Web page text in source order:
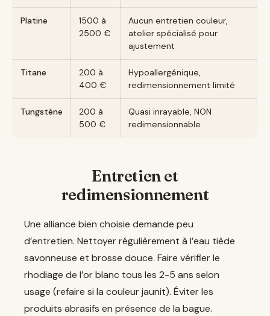
Platine
1500 à
2500 €
Aucun entretien couleur,
atelier spécialisé pour
ajustement
Titane
200 à
400 €
Hypoallergénique,
redimensionnement limité
Tungstène
200 à
500 €
Quasi inrayable, NON
redimensionnable
Entretien et
redimensionnement
Une alliance bien choisie demande peu
d’entretien. Nettoyer régulièrement à l’eau tiède
savonneuse et brosse douce. Faire vérifier le
rhodiage de l’or blanc tous les 2-5 ans selon
usage (refaire si la couleur jaunit). Éviter les
produits abrasifs en présence de la bague.